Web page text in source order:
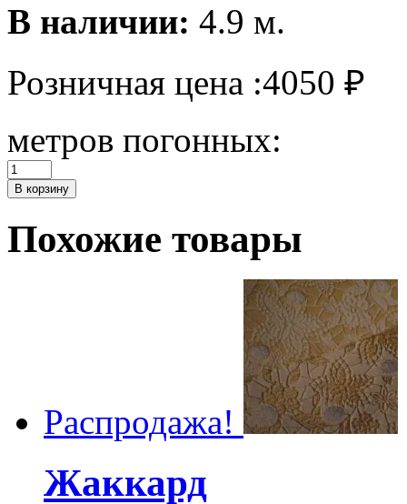
В наличии: 4.9 м.
Розничная цена :4050 ₽
метров погонных:
Количество
Твид
хлопковый
В корзину
Похожие товары
Распродажа!
Жаккард